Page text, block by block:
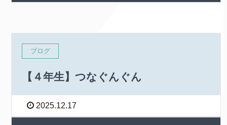
ブログ
【４年生】つなぐんぐん
2025.12.17